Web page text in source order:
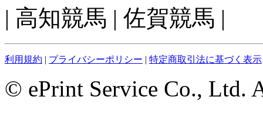
| 高知競馬 | 佐賀競馬 |
利用規約 | プライバシーポリシー | 特定商取引法に基づく表示
© ePrint Service Co., Ltd.